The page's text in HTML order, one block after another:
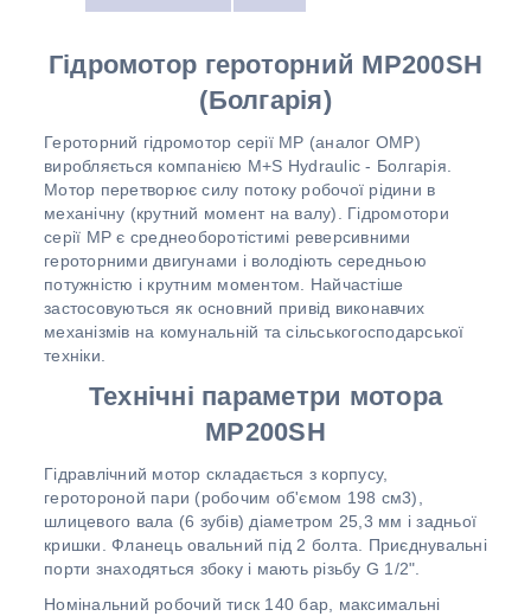
Гідромотор героторний MР200SH
(Болгарія)
Героторний гідромотор серії MP (аналог OMP)
виробляється компанією M+S Hydraulic - Болгарія.
Мотор перетворює силу потоку робочої рідини в
механічну (крутний момент на валу). Гідромотори
серії MP є среднеоборотістимі реверсивними
героторними двигунами і володіють середньою
потужністю і крутним моментом. Найчастіше
застосовуються як основний привід виконавчих
механізмів на комунальній та сільськогосподарської
техніки.
Технічні параметри мотора
MР200SH
Гідравлічний мотор складається з корпусу,
геротороной пари (робочим об'ємом 198 см3),
шлицевого вала (6 зубів) діаметром 25,3 мм і задньої
кришки. Фланець овальний під 2 болта. Приєднувальні
порти знаходяться збоку і мають різьбу G 1/2".
Номінальний робочий тиск 140 бар, максимальні